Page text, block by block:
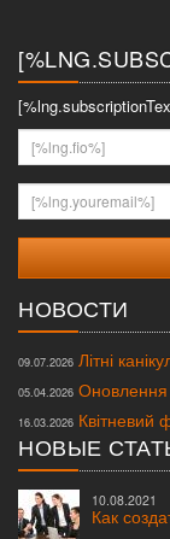
[%lng.fio%]
[%lng.youremail%]
НОВОСТИ
09.07.2026 Літні
05.04.2026 Оновлення
16.03.2026 Квітневий
НОВЫЕ
10.08.2021
Как